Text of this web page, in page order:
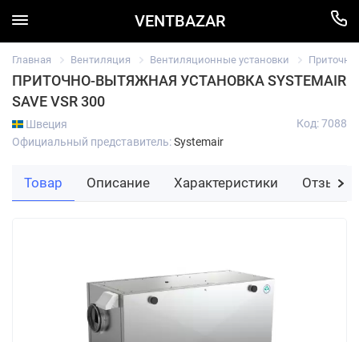
VENTBAZAR
Главная Вентиляция Вентиляционные установки
ПРИТОЧНО-ВЫТЯЖНАЯ УСТАНОВКА SYSTEMAIR
SAVE VSR 300
Швеция
Официальный представитель:Systemair
Код: 7088
Товар Описание Характеристики Отзывы